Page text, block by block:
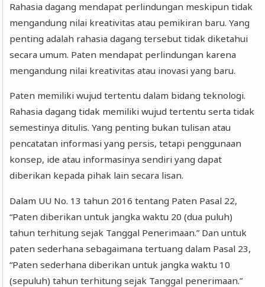
Rahasia dagang mendapat perlindungan meskipun tidak
mengandung nilai kreativitas atau pemikiran baru. Yang
penting adalah rahasia dagang tersebut tidak diketahui
secara umum. Paten mendapat perlindungan karena
mengandung nilai kreativitas atau inovasi yang baru.
Paten memiliki wujud tertentu dalam bidang teknologi.
Rahasia dagang tidak memiliki wujud tertentu serta tidak
semestinya ditulis. Yang penting bukan tulisan atau
pencatatan informasi yang persis, tetapi penggunaan
konsep, ide atau informasinya sendiri yang dapat
diberikan kepada pihak lain secara lisan.
Dalam UU No. 13 tahun 2016 tentang Paten Pasal 22,
“Paten diberikan untuk jangka waktu 20 (dua puluh)
tahun terhitung sejak Tanggal Penerimaan.” Dan untuk
paten sederhana sebagaimana tertuang dalam Pasal 23,
“Paten sederhana diberikan untuk jangka waktu 10
(sepuluh) tahun terhitung sejak Tanggal penerimaan.”